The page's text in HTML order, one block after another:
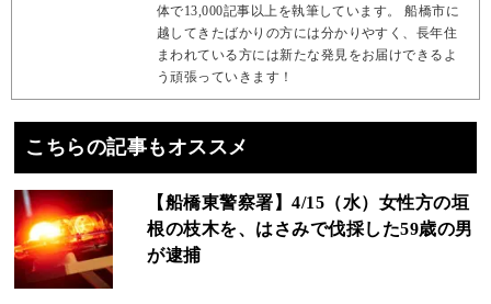
体で13,000記事以上を執筆しています。 船橋市に
越してきたばかりの方には分かりやすく、長年住
まわれている方には新たな発見をお届けできるよ
う頑張っていきます！
こちらの記事もオススメ
【船橋東警察署】4/15（水）女性方の垣
根の枝木を、はさみで伐採した59歳の男
が逮捕